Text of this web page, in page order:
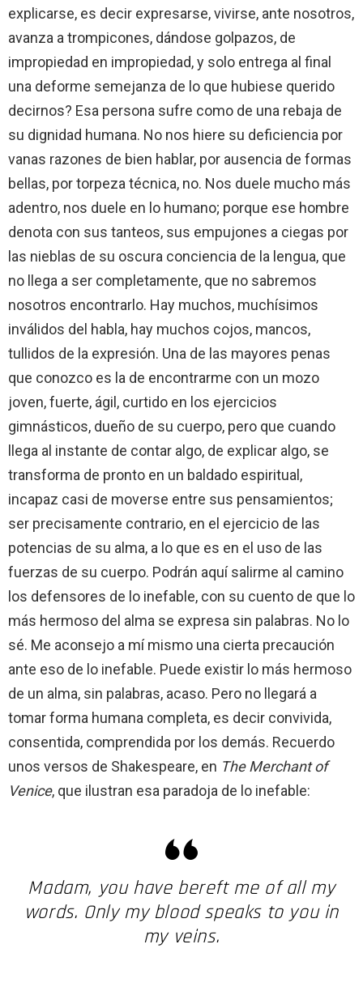
explicarse, es decir expresarse, vivirse, ante nosotros,
avanza a trompicones, dándose golpazos, de
impropiedad en impropiedad, y solo entrega al final
una deforme semejanza de lo que hubiese querido
decirnos? Esa persona sufre como de una rebaja de
su dignidad humana. No nos hiere su deficiencia por
vanas razones de bien hablar, por ausencia de formas
bellas, por torpeza técnica, no. Nos duele mucho más
adentro, nos duele en lo humano; porque ese hombre
denota con sus tanteos, sus empujones a ciegas por
las nieblas de su oscura conciencia de la lengua, que
no llega a ser completamente, que no sabremos
nosotros encontrarlo. Hay muchos, muchísimos
inválidos del habla, hay muchos cojos, mancos,
tullidos de la expresión. Una de las mayores penas
que conozco es la de encontrarme con un mozo
joven, fuerte, ágil, curtido en los ejercicios
gimnásticos, dueño de su cuerpo, pero que cuando
llega al instante de contar algo, de explicar algo, se
transforma de pronto en un baldado espiritual,
incapaz casi de moverse entre sus pensamientos;
ser precisamente contrario, en el ejercicio de las
potencias de su alma, a lo que es en el uso de las
fuerzas de su cuerpo. Podrán aquí salirme al camino
los defensores de lo inefable, con su cuento de que lo
más hermoso del alma se expresa sin palabras. No lo
sé. Me aconsejo a mí mismo una cierta precaución
ante eso de lo inefable. Puede existir lo más hermoso
de un alma, sin palabras, acaso. Pero no llegará a
tomar forma humana completa, es decir convivida,
consentida, comprendida por los demás. Recuerdo
unos versos de Shakespeare, en The Merchant of
Venice, que ilustran esa paradoja de lo inefable:
Madam, you have bereft me of all my
words. Only my blood speaks to you in
my veins.